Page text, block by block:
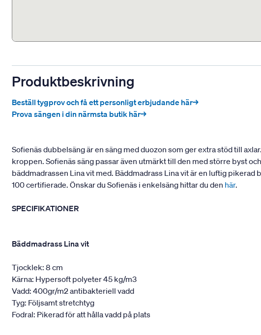
Produktbeskrivning
Beställ tygprov och få ett personligt erbjudande här→
Prova sängen i din närmsta butik här→
Sofienäs dubbelsäng är en säng med duozon som ger extra stöd till
kroppen. Sofienäs säng passar även utmärkt till den med större byst
bäddmadrassen Lina vit med. Bäddmadrass Lina vit är en luftig
100 certifierade. Önskar du Sofienäs i enkelsäng hittar du den här.
SPECIFIKATIONER
Bäddmadrass Lina vit
Tjocklek: 8 cm
Kärna: Hypersoft polyeter 45 kg/m3
Vadd: 400gr/m2 antibakteriell vadd
Tyg: Följsamt stretchtyg
Fodral: Pikerad för att hålla vadd på plats